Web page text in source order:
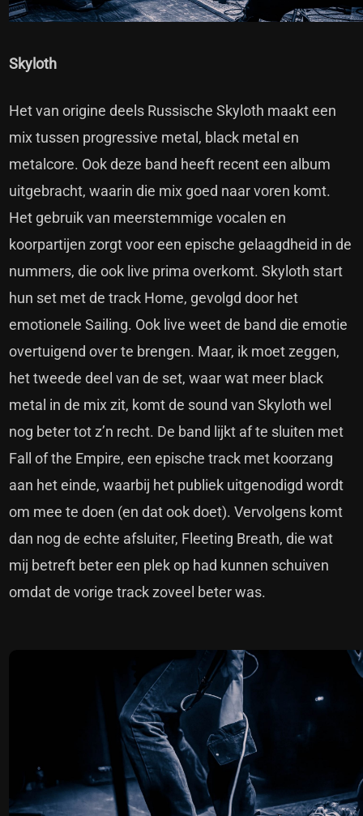
Skyloth
Het van origine deels Russische Skyloth maakt een
mix tussen progressive metal, black metal en
metalcore. Ook deze band heeft recent een album
uitgebracht, waarin die mix goed naar voren komt.
Het gebruik van meerstemmige vocalen en
koorpartijen zorgt voor een epische gelaagdheid in de
nummers, die ook live prima overkomt. Skyloth start
hun set met de track Home, gevolgd door het
emotionele Sailing. Ook live weet de band die emotie
overtuigend over te brengen. Maar, ik moet zeggen,
het tweede deel van de set, waar wat meer black
metal in de mix zit, komt de sound van Skyloth wel
nog beter tot z’n recht. De band lijkt af te sluiten met
Fall of the Empire, een epische track met koorzang
aan het einde, waarbij het publiek uitgenodigd wordt
om mee te doen (en dat ook doet). Vervolgens komt
dan nog de echte afsluiter, Fleeting Breath, die wat
mij betreft beter een plek op had kunnen schuiven
omdat de vorige track zoveel beter was.